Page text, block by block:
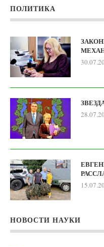
ПОЛИТИКА
НОВОСТИ НАУКИ